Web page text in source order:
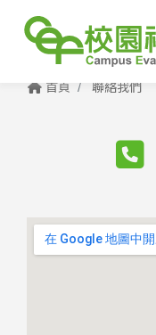
首頁 聯絡我們